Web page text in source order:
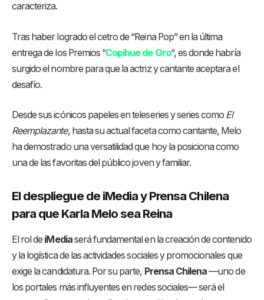
caracteriza.
Tras haber logrado el cetro de “Reina Pop” en la última
entrega de los Premios “Copihue de Oro“, es donde habría
surgido el nombre para que la actriz y cantante aceptara el
desafío.
Desde sus icónicos papeles en teleseries y series como El
Reemplazante, hasta su actual faceta como cantante, Melo
ha demostrado una versatilidad que hoy la posiciona como
una de las favoritas del público joven y familiar.
El despliegue de iMedia y Prensa Chilena
para que Karla Melo sea Reina
El rol de iMediaserá fundamental en la creación de contenido
y la logística de las actividades sociales y promocionales que
exige la candidatura. Por su parte, Prensa Chilena—uno de
los portales más influyentes en redes sociales— será el